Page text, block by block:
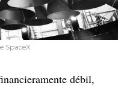
SpaceX
débil,